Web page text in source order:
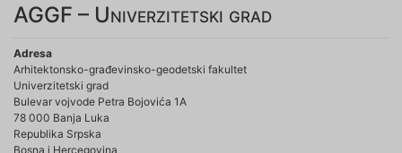
AGGF – Univerzitetski grad
Adresa
Arhitektonsko-građevinsko-geodetski fakultet
Univerzitetski grad
Bulevar vojvode Petra Bojovića 1A
78 000 Banja Luka
Republika Srpska
Bosna i Hercegovina